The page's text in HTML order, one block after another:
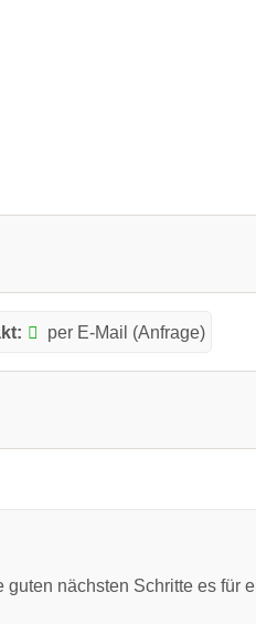
per E-Mail (Anfrage)
nächsten Schritte es für